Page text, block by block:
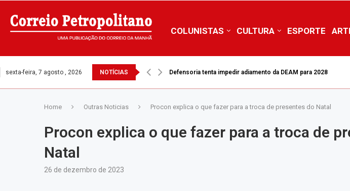
COLUNISTAS CULTURA ESPORTE
sexta-feira, 7 agosto , 2026 NOTÍCIAS Quase 57 mil pessoas foram mortas no estado do Rio de...
Home Outras Noticias Procon explica o que fazer para a troca de presentes do Natal
Procon explica o que fazer para a troca de
Natal
26 de dezembro de 2023